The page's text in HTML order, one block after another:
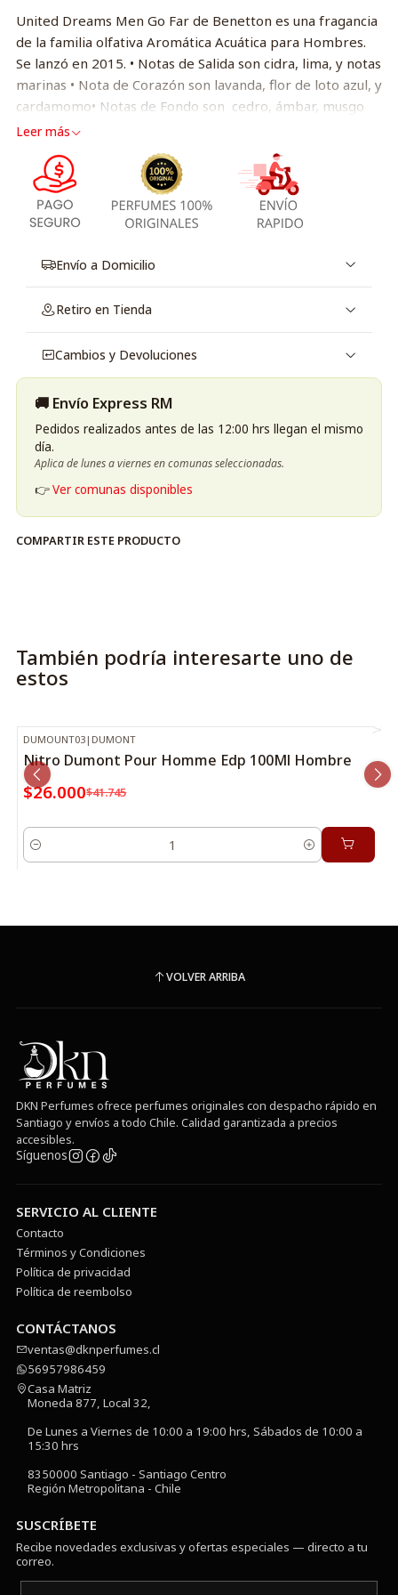
United Dreams Men Go Far de Benetton es una fragancia
de la familia olfativa Aromática Acuática para Hombres.
Se lanzó en 2015. • Notas de Salida son cidra, lima, y notas
marinas • Nota de Corazón son lavanda, flor de loto azul, y
cardamomo• Notas de Fondo son cedro, ámbar, musgo
Leer más
Envío a Domicilio
Retiro en Tienda
Cambios y Devoluciones
🚚 Envío Express RM
Pedidos realizados antes de las 12:00 hrs llegan el mismo
día.
Aplica de lunes a viernes en comunas seleccionadas.
👉Ver comunas disponibles
COMPARTIR ESTE PRODUCTO
También podría interesarte uno de
estos
-38%OFF
DUMOUNT03 | DUMONT
Nitro Dumont Pour Homme Edp 100Ml Hombre
$26.000$41.745
Cantidad
VOLVER ARRIBA
DKN Perfumes ofrece perfumes originales con despacho rápido en
Santiago y envíos a todo Chile. Calidad garantizada a precios
accesibles.
Síguenos
SERVICIO AL CLIENTE
Contacto
Términos y Condiciones
Política de privacidad
Política de reembolso
CONTÁCTANOS
ventas@dknperfumes.cl
56957986459
Casa Matriz
Moneda 877, Local 32,
De Lunes a Viernes de 10:00 a 19:00 hrs, Sábados de 10:00 a
15:30 hrs
8350000 Santiago - Santiago Centro
Región Metropolitana - Chile
SUSCRÍBETE
Recibe novedades exclusivas y ofertas especiales — directo a tu
correo.